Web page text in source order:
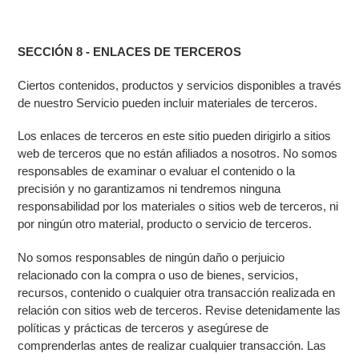
SECCIÓN 8 - ENLACES DE TERCEROS
Ciertos contenidos, productos y servicios disponibles a través
de nuestro Servicio pueden incluir materiales de terceros.
Los enlaces de terceros en este sitio pueden dirigirlo a sitios
web de terceros que no están afiliados a nosotros. No somos
responsables de examinar o evaluar el contenido o la
precisión y no garantizamos ni tendremos ninguna
responsabilidad por los materiales o sitios web de terceros, ni
por ningún otro material, producto o servicio de terceros.
No somos responsables de ningún daño o perjuicio
relacionado con la compra o uso de bienes, servicios,
recursos, contenido o cualquier otra transacción realizada en
relación con sitios web de terceros. Revise detenidamente las
políticas y prácticas de terceros y asegúrese de
comprenderlas antes de realizar cualquier transacción. Las